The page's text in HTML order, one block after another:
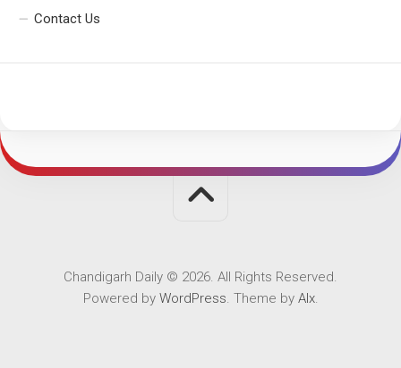
Contact Us
Chandigarh Daily © 2026. All Rights Reserved.
Powered by WordPress. Theme by Alx.